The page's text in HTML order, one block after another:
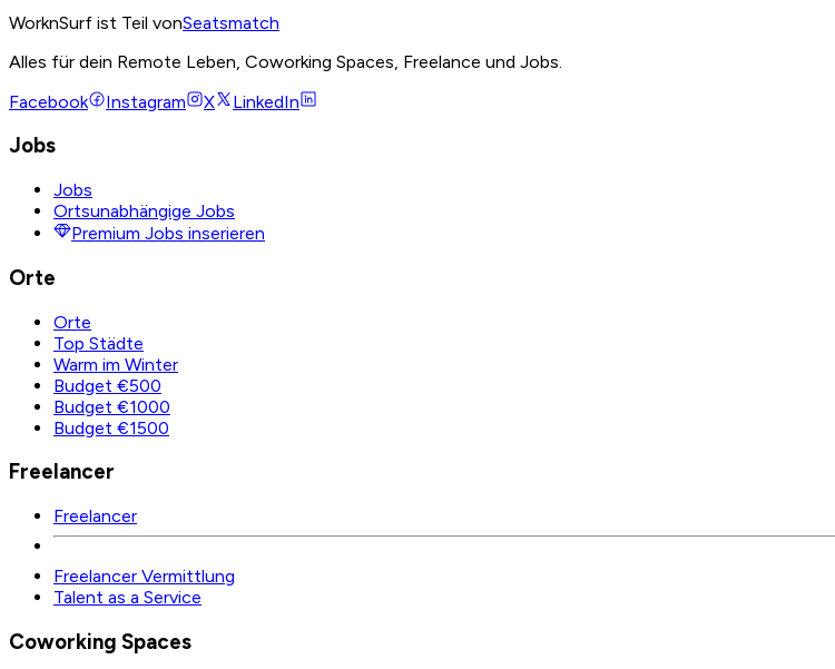
WorknSurf ist Teil vonSeatsmatch
Alles für dein Remote Leben, Coworking Spaces, Freelance und Jobs.
Facebook
Instagram X LinkedIn
Jobs
Jobs
Ortsunabhängige Jobs
Premium Jobs inserieren
Orte
Orte
Top Städte
Warm im Winter
Budget €500
Budget €1000
Budget €1500
Freelancer
Freelancer
Freelancer Vermittlung
Talent as a Service
Coworking Spaces